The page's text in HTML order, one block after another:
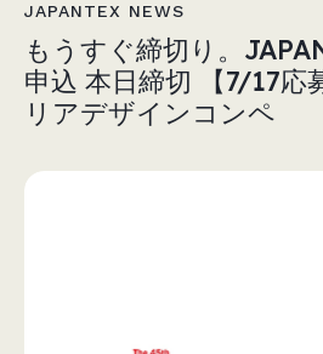
JAPANTEX NEWS
もうすぐ締切り。
申込 本日締切 【7/17応
リアデザインコンペ